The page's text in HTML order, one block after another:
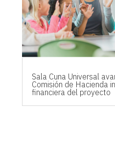
Sala Cuna Universal
Comisión de Hacienda
financiera del proyecto